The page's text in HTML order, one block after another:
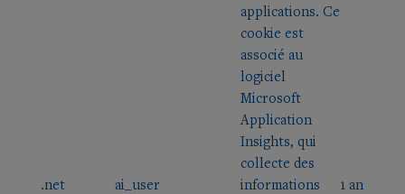
.net ai_user
applications. Ce
cookie est
associé au
logiciel
Microsoft
Application
Insights, qui
collecte des
informations
1 an